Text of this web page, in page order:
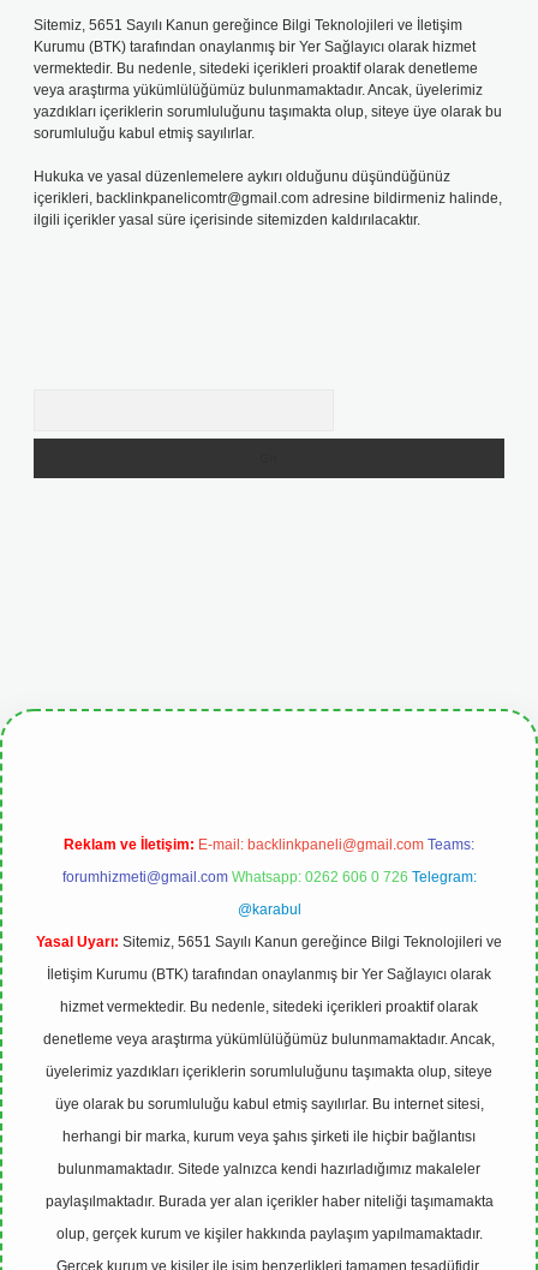
Sitemiz, 5651 Sayılı Kanun gereğince Bilgi Teknolojileri ve İletişim
Kurumu (BTK) tarafından onaylanmış bir Yer Sağlayıcı olarak hizmet
vermektedir. Bu nedenle, sitedeki içerikleri proaktif olarak denetleme
veya araştırma yükümlülüğümüz bulunmamaktadır. Ancak, üyelerimiz
yazdıkları içeriklerin sorumluluğunu taşımakta olup, siteye üye olarak bu
sorumluluğu kabul etmiş sayılırlar.
Hukuka ve yasal düzenlemelere aykırı olduğunu düşündüğünüz
içerikleri, backlinkpanelicomtr@gmail.com adresine bildirmeniz halinde,
ilgili içerikler yasal süre içerisinde sitemizden kaldırılacaktır.
Reklam ve İletişim: E-mail: backlinkpaneli@gmail.com Teams:
forumhizmeti@gmail.com Whatsapp: 0262 606 0 726 Telegram:
@karabul
Yasal Uyarı: Sitemiz, 5651 Sayılı Kanun gereğince Bilgi Teknolojileri ve
İletişim Kurumu (BTK) tarafından onaylanmış bir Yer Sağlayıcı olarak
hizmet vermektedir. Bu nedenle, sitedeki içerikleri proaktif olarak
denetleme veya araştırma yükümlülüğümüz bulunmamaktadır. Ancak,
üyelerimiz yazdıkları içeriklerin sorumluluğunu taşımakta olup, siteye
üye olarak bu sorumluluğu kabul etmiş sayılırlar. Bu internet sitesi,
herhangi bir marka, kurum veya şahıs şirketi ile hiçbir bağlantısı
bulunmamaktadır. Sitede yalnızca kendi hazırladığımız makaleler
paylaşılmaktadır. Burada yer alan içerikler haber niteliği taşımamakta
olup, gerçek kurum ve kişiler hakkında paylaşım yapılmamaktadır.
Gerçek kurum ve kişiler ile isim benzerlikleri tamamen tesadüfidir.